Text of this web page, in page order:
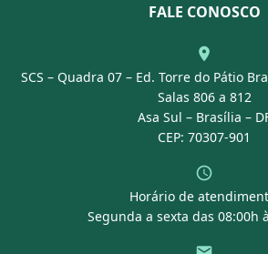
Portal Transparência
FALE CONOSCO
SCS – Quadra 07 – Ed. Torre do Pátio
Salas 806 a 812
Asa Sul – Brasília –
CEP: 70307-901
Horário de
Segunda a sexta das 08:00h